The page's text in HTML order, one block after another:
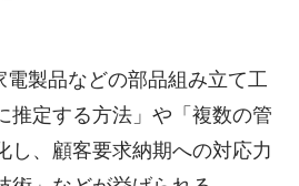
製品などの部品組み立て工
推定する方法」や「複数の管
し、顧客要求納期への対応力